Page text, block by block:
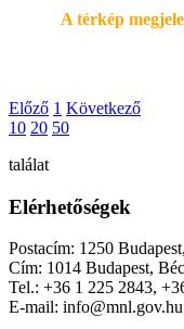
A térkép
Előző 1 Következő
10 20 50
találat
Elérhetőségek
Postacím: 1250
Cím: 1014 Budapest,
Tel.: +36 1 225 2843,
E-mail: info@mnl.gov.hu